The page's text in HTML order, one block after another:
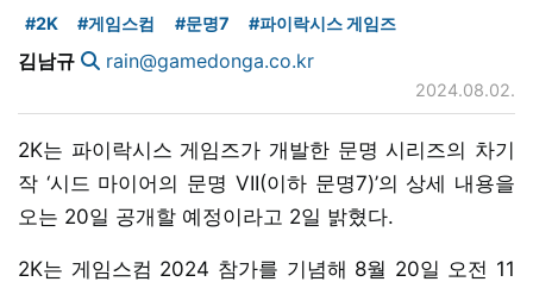
#2K #게임스컴 #문명7 #파이락시스 게임즈
김남규 rain@gamedonga.co.kr
2024.08.02.
2K는 파이락시스 게임즈가 개발한 문명 시리즈의 차기
작 ‘시드 마이어의 문명 VII(이하 문명7)’의 상세 내용을
오는 20일 공개할 예정이라고 2일 밝혔다.
2K는 게임스컴 2024 참가를 기념해 8월 20일 오전 11